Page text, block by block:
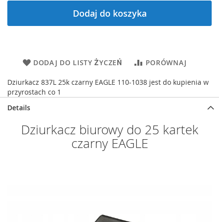
Dodaj do koszyka
DODAJ DO LISTY ŻYCZEŃ PORÓWNAJ
Dziurkacz 837L 25k czarny EAGLE 110-1038 jest do kupienia w
przyrostach co 1
Details
Dziurkacz biurowy do 25 kartek
czarny EAGLE